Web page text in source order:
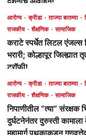
मुख्य संपादक
आरोग्य क्रीडा ताज्या बातम्या
राजकीय
शैक्षणिक सामाजिक
कराटे स्पर्धेत लिटल एंजल्स
भरारी; कोल्हापूर जिल्ह्यात
ट्रॉफी!
मुख्य संपादक
आरोग्य क्रीडा ताज्या बातम्या
राजकीय
शैक्षणिक सामाजिक
निपाणीतील “त्या” संरक्षक
दुर्घटनेनंतर दुरुस्ती कामाला
महामार्ग पथकाकडून